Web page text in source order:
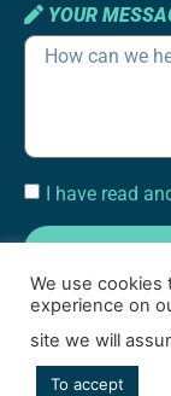
YOUR
I have read
We use
experience on
site we will
To accept